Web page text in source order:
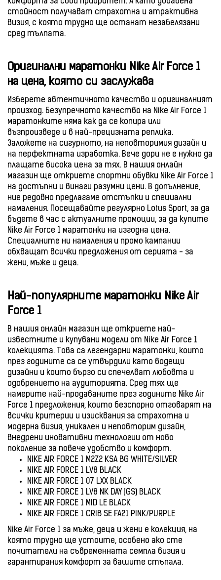
стойност получават страхотна и атрактивна
визия, с която трудно ще останат незабелязани
сред тълпата.
Оригинални маратонки Nike Air Force 1
на цена, която си заслужава
Изберете автентичното качество и оригиналният
произход. Безупречното качество на Nike Air Force 1
маратонките няма как да се копира или
възпроизведе и в най-прецизната реплика.
Заложете на сигурното, на неповторимия дизайн и
на перфектната изработка. Вече дори не е нужно да
плащате висока цена за тях. В нашия онлайн
магазин ще откриете спортни обувки Nike Air Force 1
на достъпни и винаги разумни цени. В допълнение,
ние редовно предлагаме отстъпки и специални
намаления. Посещавайте регулярно Lotus Sport, за да
бъдете в час с актуалните промоции, за да купите
Nike Air Force 1 маратонки на изгодна цена.
Специалните ни намаления и промо кампании
обхващат всички предложения от серията - за
жени, мъже и деца.
Най-популярните маратонки Nike Air
Force 1
В нашия онлайн магазин ще откриете най-
известните и купувани модели от Nike Air Force 1
колекцията. Това са легендарни маратонки, които
през годините са се утвърдили като водещи
дизайни и които бързо си спечелват любовта и
одобрението на аудиторията. Сред тях ще
намерите най-продаваните през годините Nike Air
Force 1 предложения, които безспорно отговарят на
всички критерии и изисквания за страхотна и
модерна визия, уникален и неповторим дизайн,
внедрени иновативни технологии от ново
поколение за повече удобство и комфорт.
NIKE AIR FORCE 1 M2Z2 KSA BG WHITE/SILVER
NIKE AIR FORCE 1 LV8 BLACK
NIKE AIR FORCE 1 07 LXX BLACK
NIKE AIR FORCE 1 LV8 NK DAY (GS) BLACK
NIKE AIR FORCE 1 MID LE BLACK
NIKE AIR FORCE 1 CRIB SE FA21 PINK/PURPLE
Nike Air Force 1 за мъже, деца и жени е колекция, на
която трудно ще устоите, особено ако сте
почитатели на съвременната семпла визия и
гарантирания комфорт за вашите стъпала.